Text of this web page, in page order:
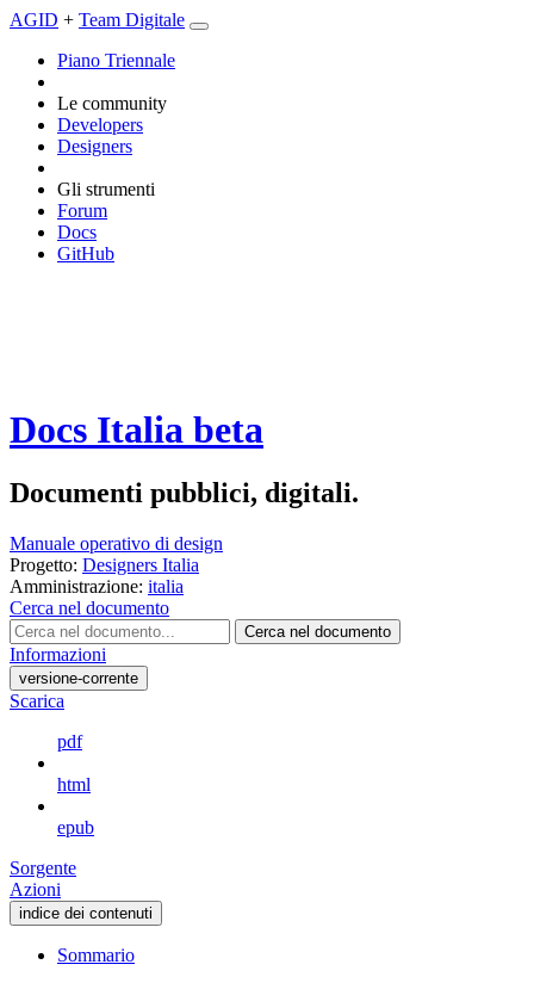
AGID + Team Digitale
Piano Triennale
Le community
Developers
Designers
Gli strumenti
Forum
Docs
GitHub
Docs Italia beta
Documenti pubblici, digitali.
Manuale operativo di design
Progetto: Designers Italia
Amministrazione: italia
Cerca nel documento
Cerca nel documento
Informazioni
versione-corrente
Scarica
pdf
html
epub
Sorgente
Azioni
indice dei contenuti
Sommario